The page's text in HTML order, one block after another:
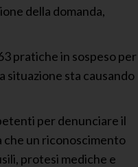
della domanda,
pratiche in sospeso per
situazione sta causando
per denunciare il
un riconoscimento
protesi mediche e